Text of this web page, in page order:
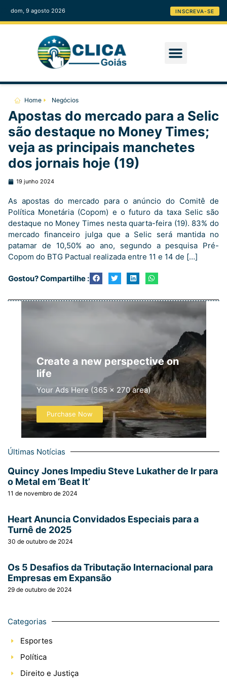
dom, 9 agosto 2026 INSCREVA-SE
Home Negócios
Apostas do mercado para a Selic
são destaque no Money Times;
veja as principais manchetes
dos jornais hoje (19)
19 junho 2024
As apostas do mercado para o anúncio do Comitê de
Política Monetária (Copom) e o futuro da taxa Selic são
destaque no Money Times nesta quarta-feira (19). 83% do
mercado financeiro julga que a Selic será mantida no
patamar de 10,50% ao ano, segundo a pesquisa Pré-
Copom do BTG Pactual realizada entre 11 e 14 de […]
Gostou? Compartilhe :
Create a new perspective on
life
Your Ads Here (365 x 270 area)
Purchase Now
Últimas Notícias
Quincy Jones Impediu Steve Lukather de Ir para
o Metal em ‘Beat It’
11 de novembro de 2024
Heart Anuncia Convidados Especiais para a
Turnê de 2025
30 de outubro de 2024
Os 5 Desafios da Tributação Internacional para
Empresas em Expansão
29 de outubro de 2024
Categorias
Esportes
Política
Direito e Justiça